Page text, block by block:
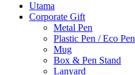
Utama
Corporate Gift
Metal Pen
Plastic Pen / Eco Pen
Mug
Box & Pen Stand
Lanyard